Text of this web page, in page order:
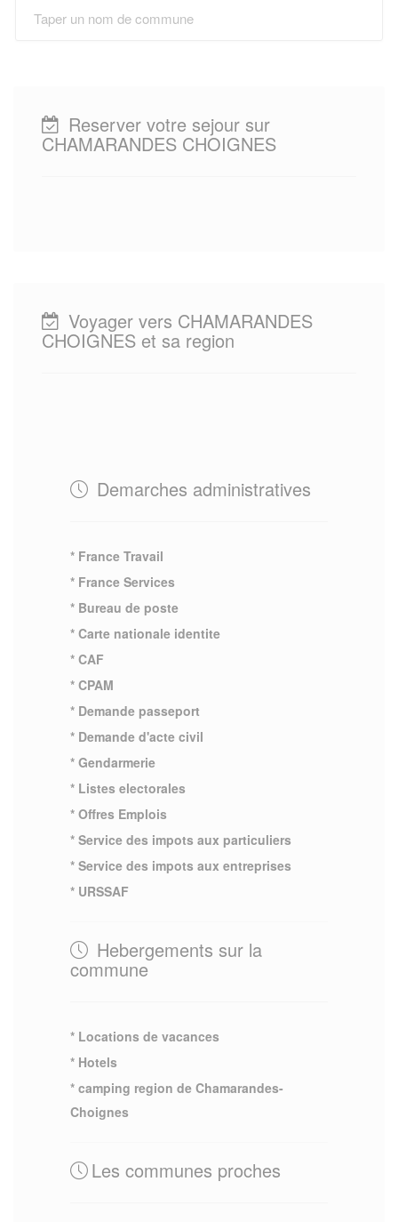
Reserver votre sejour sur
CHAMARANDES CHOIGNES
Voyager vers CHAMARANDES
CHOIGNES et sa region
Demarches administratives
* France Travail
* France Services
* Bureau de poste
* Carte nationale identite
* CAF
* CPAM
* Demande passeport
* Demande d'acte civil
* Gendarmerie
* Listes electorales
* Offres Emplois
* Service des impots aux particuliers
* Service des impots aux entreprises
* URSSAF
Hebergements sur la
commune
* Locations de vacances
* Hotels
* camping region de Chamarandes-
Choignes
Les communes proches